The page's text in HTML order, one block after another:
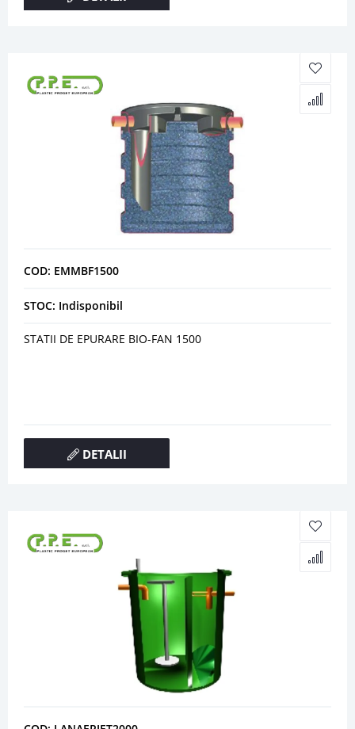
COD: EMMBF1500
STOC: Indisponibil
STATII DE EPURARE BIO-FAN 1500
DETALII